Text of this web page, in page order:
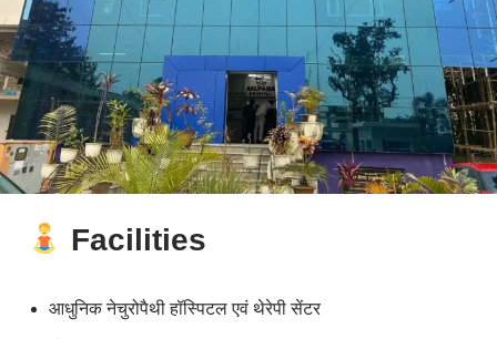
Facilities
आधुनिक नेचुरोपैथी हॉस्पिटल एवं थेरेपी सेंटर